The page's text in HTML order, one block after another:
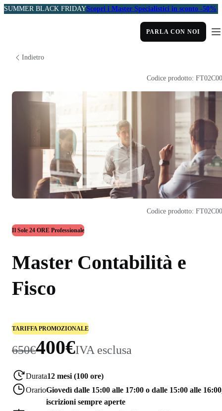
SUMMER BLACK FRIDAYScopri i Master Specialistici in sconto -50%
PARLA CON NOI
Indietro
Il Sole 24 ORE Professionale
Master Contabilità e
Fisco
TARIFFA PROMOZIONALE
650€400€IVA esclusa
Durata12 mesi (100 ore)
OrarioGiovedì dalle 15:00 alle 17:00 o dalle 15:00 alle
iscrizioni sempre aperte
Codice prodotto:
Codice prodotto: